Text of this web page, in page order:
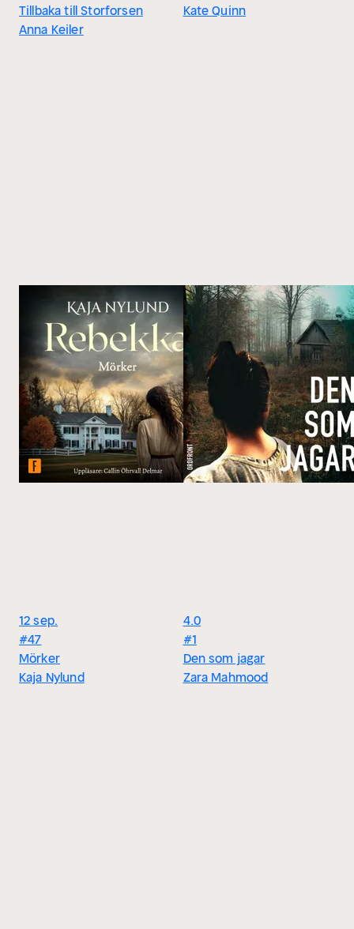
Tillbaka till Storforsen
Anna Keiler
Kate Quinn
12 sep.
#47
Mörker
Kaja Nylund
4.0
#1
Den som jagar
Zara Mahmood